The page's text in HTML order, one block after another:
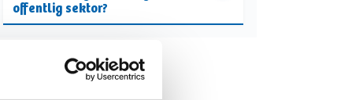
offentlig sektor?